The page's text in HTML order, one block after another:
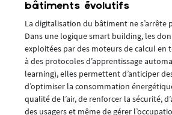
bâtiments évolutifs
La digitalisation du bâtiment ne s’arrête
Dans une logique smart building, les
exploitées par des moteurs de calcul en
à des protocoles d’apprentissage
learning), elles permettent d’anticiper
d’optimiser la consommation
qualité de l’air, de renforcer la sécurité,
des usagers et même de gérer